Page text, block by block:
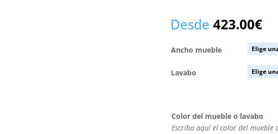
Desde423.00€
Ancho mueble
Lavabo
Color del mueble o lavabo
Escriba aquí el color del mueble